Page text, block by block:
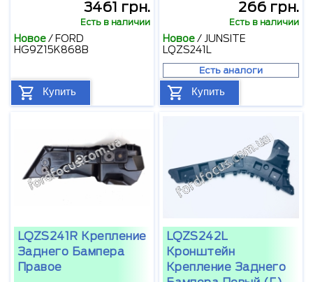
3461 грн.
Есть в наличии
Новое/ FORD
HG9Z15K868B
Купить
266 грн.
Есть в наличии
Новое/ JUNSITE
LQZS241L
Есть аналоги
Купить
LQZS241R Крепление
Заднего Бампера
Правое
LQZS242L
Кронштейн
Крепление Заднего